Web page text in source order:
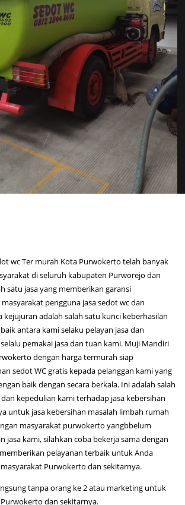
wc Ter murah Kota Purwokerto telah banyak
di seluruh kabupaten Purworejo dan
satu jasa yang memberikan garansi
pengguna jasa sedot wc dan
kejujuran adalah salah satu kunci keberhasilan
antara kami selaku pelayan jasa dan
pemakai jasa dan tuan kami. Muji Mandiri
dengan harga termurah siap
sedot WC gratis kepada pelanggan kami yang
baik dengan secara berkala. Ini adalah salah
kepedulian kami terhadap jasa kebersihan
untuk jasa kebersihan masalah limbah rumah
masyarakat purwokerto yangbbelum
jasa kami, silahkan coba bekerja sama dengan
pelayanan terbaik untuk Anda
Purwokerto dan sekitarnya.
tanpa orang ke 2 atau marketing untuk
dan sekitarnya.